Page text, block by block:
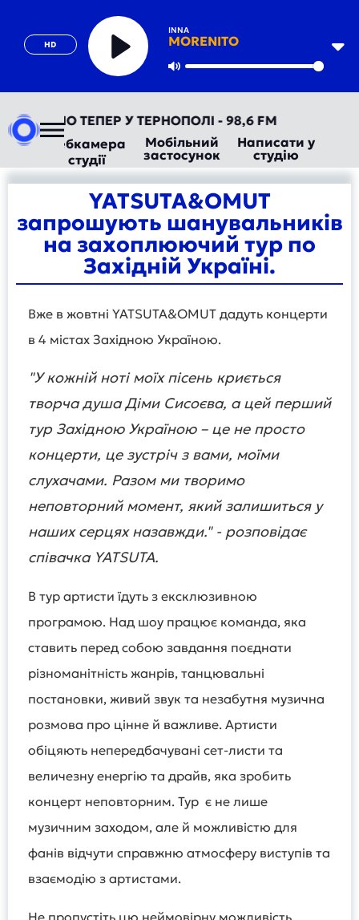
HD
INNA
MORENITO
Play
ТЕПЕР У ТЕРНОПОЛІ - 98,6 FM
Вебкамера
студії
Мобільний
застосунок
Написати у
студію
YATSUTA&OMUT
запрошують шанувальників
на захоплюючий тур по
Західній Україні.
Вже в жовтні YATSUTA&OMUT дадуть концерти
в 4 містах Західною Україною.
"У кожній ноті моїх пісень криється
творча душа Діми Сисоєва, а цей перший
тур Західною Україною – це не просто
концерти, це зустріч з вами, моїми
слухачами. Разом ми творимо
неповторний момент, який залишиться у
наших серцях назавжди." - розповідає
співачка YATSUTA.
В тур артисти їдуть з ексклюзивною
програмою. Над шоу працює команда, яка
ставить перед собою завдання поєднати
різноманітність жанрів, танцювальні
постановки, живий звук та незабутня музична
розмова про цінне й важливе. Артисти
обіцяють непередбачувані сет-листи та
величезну енергію та драйв, яка зробить
концерт неповторним. Тур є не лише
музичним заходом, але й можливістю для
фанів відчути справжню атмосферу виступів та
взаємодію з артистами.
Не пропустіть цю неймовірну можливість